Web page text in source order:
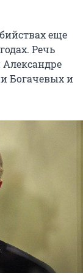
еще
Речь
Богачевых и